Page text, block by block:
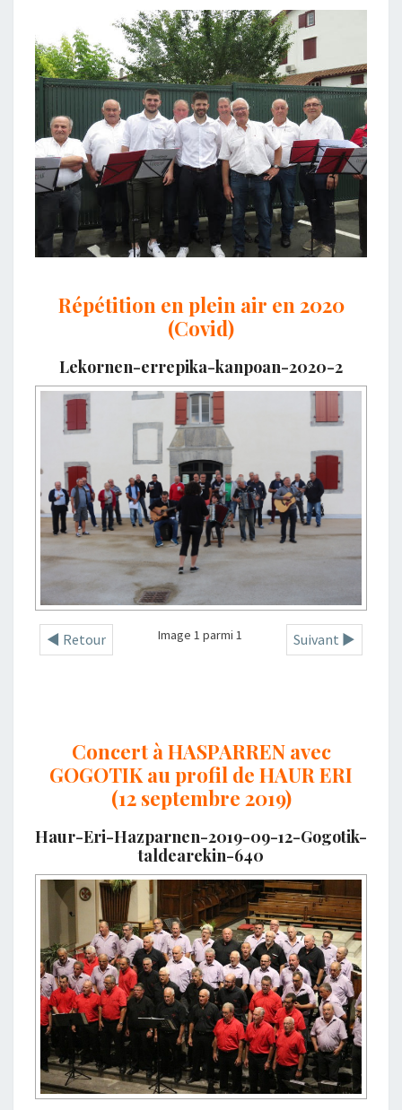
Répétition en plein air en 2020
(Covid)
Lekornen-errepika-kanpoan-2020-2
◄ Retour Suivant ►
Image 1 parmi 1
Concert à HASPARREN avec
GOGOTIK au profil de HAUR ERI
(12 septembre 2019)
Haur-Eri-Hazparnen-2019-09-12-Gogotik-
taldearekin-640